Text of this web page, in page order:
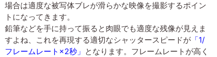
場合は適度な被写体ブレが滑らかな映像を撮影するポイン
トになってきます。
鉛筆などを手に持って振ると肉眼でも適度な残像が見えま
すよね、これを再現する適切なシャッタースピードが 「1/
フレームレート×2秒」 となります。フレームレートが高く